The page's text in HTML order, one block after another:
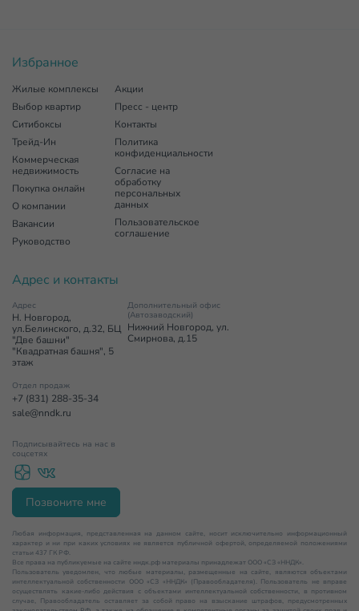
Избранное
Жилые комплексы
Выбор квартир
Ситибоксы
Трейд-Ин
Коммерческая
недвижимость
Покупка онлайн
О компании
Вакансии
Руководство
Акции
Пресс - центр
Контакты
Политика
конфиденциальности
Согласие на
обработку
персональных
данных
Пользовательское
соглашение
Адрес и контакты
Адрес
Н. Новгород,
ул.Белинского, д.32, БЦ
"Две башни"
"Квадратная башня", 5
этаж
Дополнительный офис
(Автозаводский)
Нижний Новгород, ул.
Смирнова, д.15
Отдел продаж
+7 (831) 288-35-34
sale@nndk.ru
Подписывайтесь на нас в
соцсетях
Позвоните мне
Любая информация, представленная на данном сайте, носит исключительно информационный
характер и ни при каких условиях не является публичной офертой, определяемой положениями
статьи 437 ГК РФ.
Все права на публикуемые на сайте нндк.рф материалы принадлежат ООО «СЗ «ННДК».
Пользователь уведомлен, что любые материалы, размещенные на сайте, являются объектами
интеллектуальной собственности ООО «СЗ «ННДК» (Правообладателя). Пользователь не вправе
осуществлять какие-либо действия с объектами интеллектуальной собственности, в противном
случае, Правообладатель оставляет за собой право на взыскание штрафов, предусмотренных